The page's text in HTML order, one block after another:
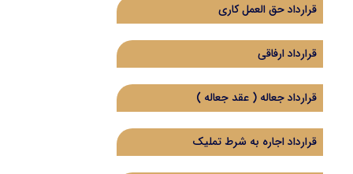
قرارداد حق العمل کاری
قرارداد ارفاقی
قرارداد جعاله ( عقد جعاله )
قرارداد اجاره به شرط تملیک